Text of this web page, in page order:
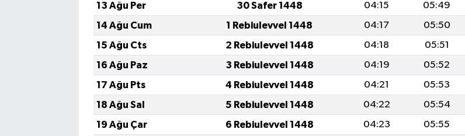
13 Ağu Per
30 Safer 1448 04:15 05:49
14 Ağu Cum
1 Rebiulevvel 1448 04:17 05:50
15 Ağu Cts
2 Rebiulevvel 1448 04:18 05:51
16 Ağu Paz
3 Rebiulevvel 1448 04:19 05:52
17 Ağu Pts
4 Rebiulevvel 1448 04:21 05:53
18 Ağu Sal
5 Rebiulevvel 1448 04:22 05:54
19 Ağu Çar
6 Rebiulevvel 1448 04:23 05:55